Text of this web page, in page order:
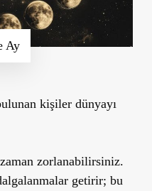
Ay
kişiler dünyayı
zorlanabilirsiniz.
getirir; bu